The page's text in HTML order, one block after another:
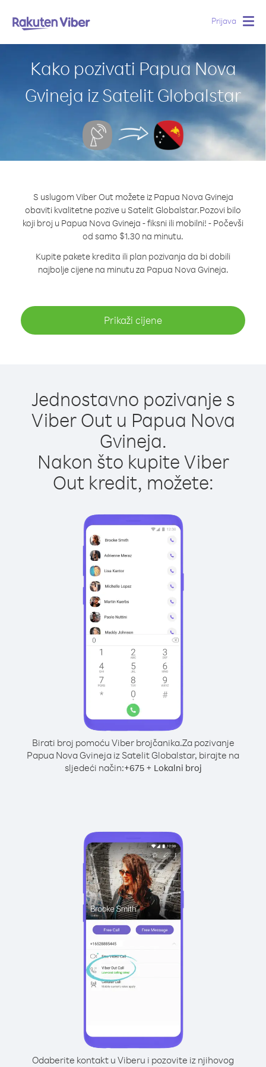
Prijava
Kako pozivati Papua Nova
Gvineja iz Satelit Globalstar
S uslugom Viber Out možete iz Papua Nova Gvineja
obaviti kvalitetne pozive u Satelit Globalstar.Pozovi bilo
koji broj u Papua Nova Gvineja - fiksni ili mobilni! - Počevši
od samo $1.30 na minutu.
Kupite pakete kredita ili plan pozivanja da bi dobili
najbolje cijene na minutu za Papua Nova Gvineja.
Prikaži cijene
Jednostavno pozivanje s
Viber Out u Papua Nova
Gvineja.
Nakon što kupite Viber
Out kredit, možete:
Birati broj pomoću Viber brojčanika.Za pozivanje
Papua Nova Gvineja iz Satelit Globalstar, birajte na
sljedeći način:+675+ Lokalni broj
Odaberite kontakt u Viberu i pozovite iz njihovog